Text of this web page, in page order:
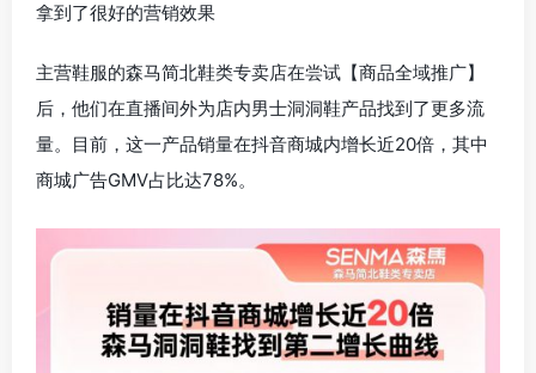
拿到了很好的营销效果
主营鞋服的森马简北鞋类专卖店在尝试【商品全域推广】
后，他们在直播间外为店内男士洞洞鞋产品找到了更多流
量。目前，这一产品销量在抖音商城内增长近20倍，其中
商城广告GMV占比达78%。